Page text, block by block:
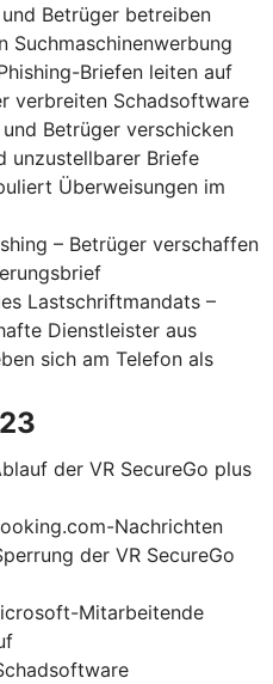
und Betrüger betreiben
Suchmaschinenwerbung
Briefen leiten auf
verbreiten Schadsoftware
und Betrüger verschicken
unzustellbarer Briefe
Überweisungen im
– Betrüger verschaffen
Lastschriftmandats –
Dienstleister aus
sich am Telefon als
der VR SecureGo plus
Nachrichten
der VR SecureGo
Mitarbeitende